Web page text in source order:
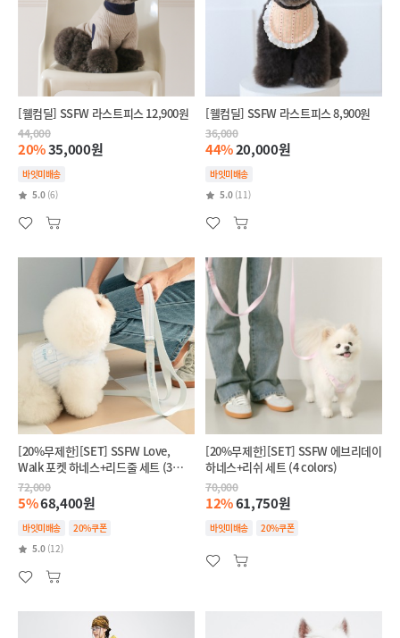
[웰컴딜] SSFW 라스트피스 12,900원
44,000
20%35,000원
바잇미배송
5.0 (6)
[웰컴딜] SSFW 라스트피스 8,900원
36,000
44%20,000원
바잇미배송
5.0 (11)
[20%무제한][SET] SSFW Love,
Walk 포켓 하네스+리드줄 세트 (3
colors)
72,000
5%68,400원
바잇미배송
20%쿠폰
5.0 (12)
[20%무제한][SET] SSFW 에브리데이
하네스+리쉬 세트 (4 colors)
70,000
12%61,750원
바잇미배송 20%쿠폰